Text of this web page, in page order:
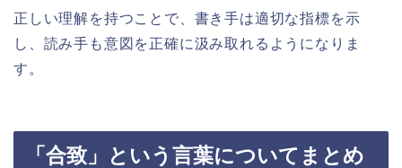
正しい理解を持つことで、書き手は適切な指標を示
し、読み手も意図を正確に汲み取れるようになりま
す。
「合致」という言葉についてまとめ